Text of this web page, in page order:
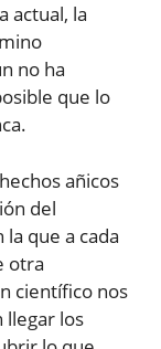
actual, la
no ha
que lo
añicos
del
que a cada
otra
científico nos
llegar los